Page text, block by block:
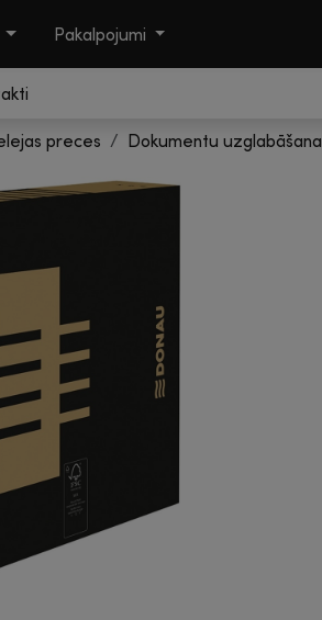
Pakalpojumi
preces Dokumentu uzglabāšana